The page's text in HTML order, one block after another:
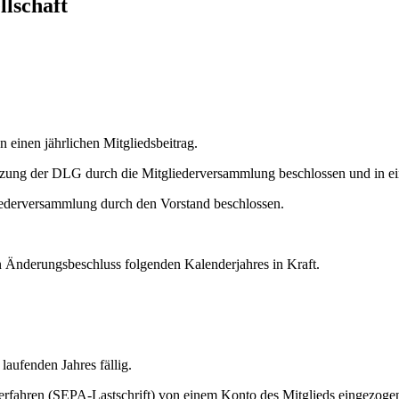
einen jährlichen Mitgliedsbeitrag.
der DLG durch die Mitgliederversammlung beschlossen und in
durch den Vorstand beschlossen.
folgenden Kalenderjahres in Kraft.
Jahres fällig.
(SEPA-Lastschrift) von einem Konto des Mitglieds